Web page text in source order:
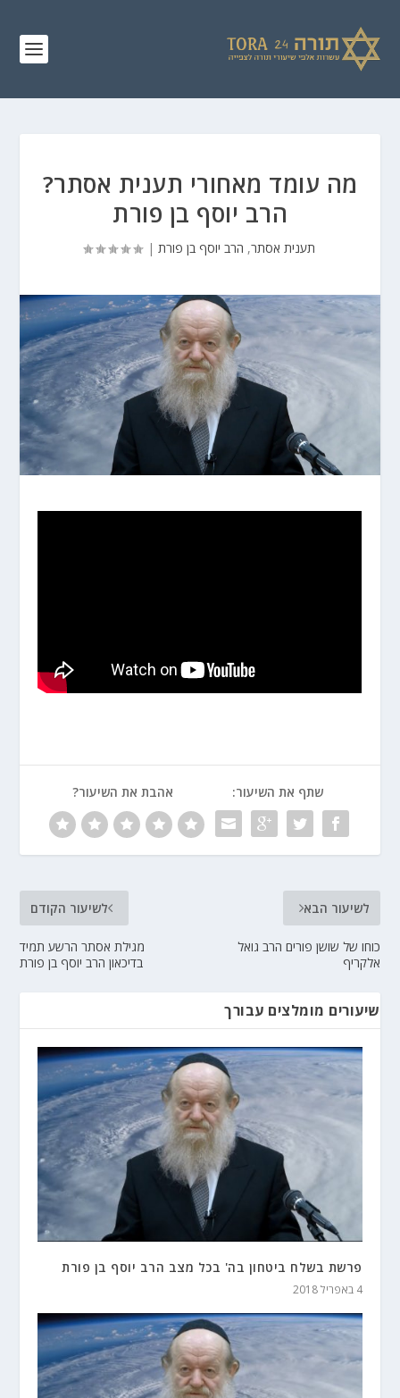
מה עומד מאחורי תענית אסתר?
הרב יוסף בן פורת
תענית אסתר, הרב יוסף בן פורת |
שתף את השיעור: אהבת את השיעור?
לשיעור הקודם
מגילת אסתר הרשע תמיד
בדיכאון הרב יוסף בן פורת
לשיעור הבא
כוחו של שושן פורים הרב גואל
אלקריף
שיעורים מומלצים עבורך
פרשת בשלח ביטחון בה' בכל מצב הרב יוסף בן פורת
4 באפריל 2018